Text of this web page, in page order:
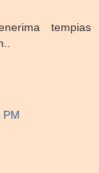
tempias
PM